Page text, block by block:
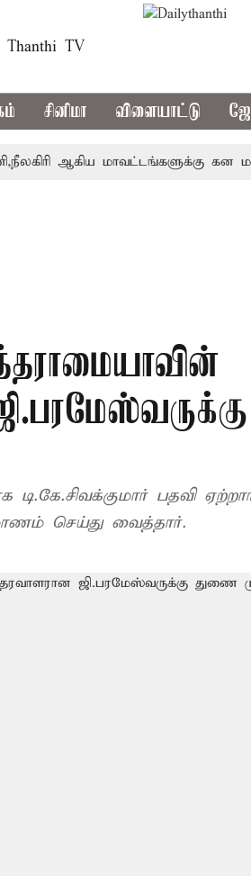
Thanthi TV
சினிமா விளையாட்டு
ஆகிய மாவட்டங்களுக்கு கன மழை
டி.கே.சிவக்குமார் பதவி
செய்து வைத்தார்.